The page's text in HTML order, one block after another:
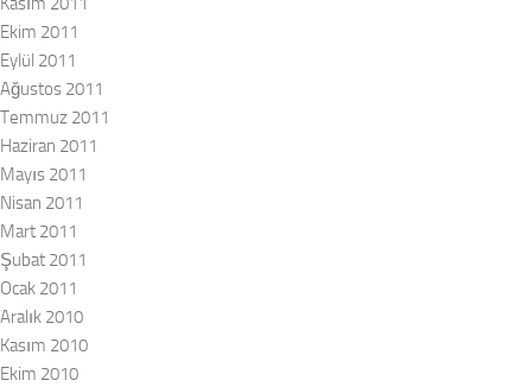
Ekim 2011
Eylül 2011
Ağustos 2011
Temmuz 2011
Haziran 2011
Mayıs 2011
Nisan 2011
Mart 2011
Şubat 2011
Ocak 2011
Aralık 2010
Kasım 2010
Ekim 2010